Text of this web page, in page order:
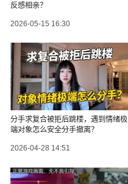
反感相亲？
2026-05-15 16:30
分手求复合被拒后跳楼，遇到情绪极
端对象怎么安全分手撤离？
2026-04-28 14:51